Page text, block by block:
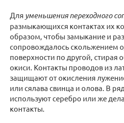
Для уменьшения переходного
размыкающихся контактах их
образом, чтобы замыкание и
сопровождалось скольжением
поверхности по другой, стирая
окиси. Контакты проводов из
защищают от окисления
или сялава свинца и олова. В
используют серебро или же
контакты.